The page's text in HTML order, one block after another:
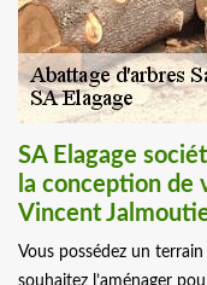
SA Elagage
la conception de
Vincent
Vous possédez un
souhaitez l’aménager